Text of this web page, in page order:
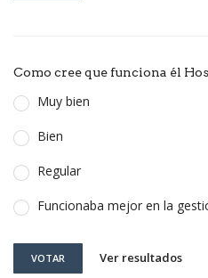
Como cree que funciona él
Muy bien
Bien
Regular
Funcionaba mejor en la
VOTAR Ver resultados